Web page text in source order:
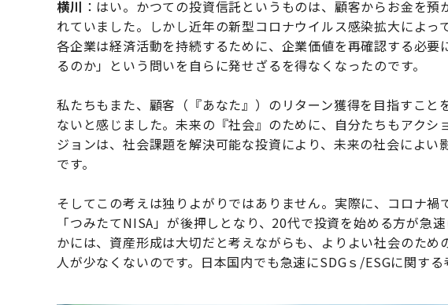
横川 ：はい。かつての投資信託というものは、顧客からお金を
れていました。しかし近年の新型コロナウイルス感染拡大によっ
各企業は経済活動を持続するために、企業価値を再確認する必
るのか」という問いを自らに発せざるを得なくなったのです。
私たちもまた、顧客（『あなた』）のリターン獲得を目指すこと
ないと感じました。未来の『社会』のために、自分たちもアク
ジョンは、社会課題を解決可能な投資により、未来の社会によい
です。
そしてこの考えは独りよがりではありません。実際に、コロナ
「つみたてNISA」が後押しとなり、20代で投資を始める方が急
かには、資産形成は大切だと考えながらも、よりよい社会のため
人が少なくないのです。日本国内でも急速にSDGｓ/ESGに関する